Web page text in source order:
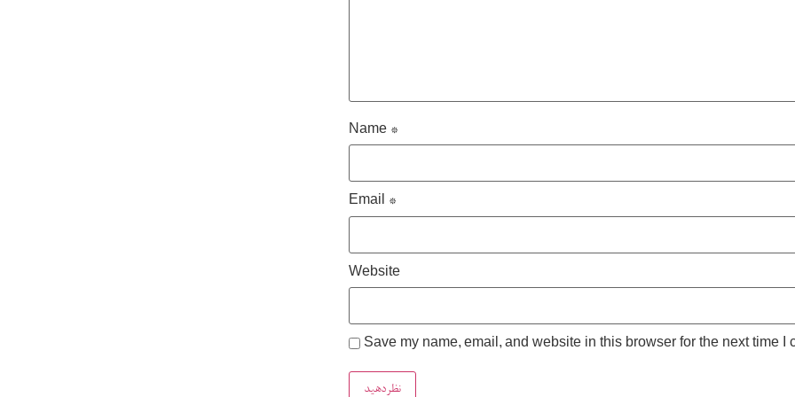
Name *
Email *
Website
Save my name, email, and website in this browser for the next time I